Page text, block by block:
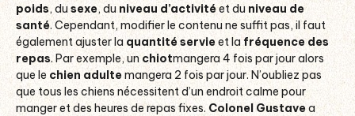
poids, dusexe, du niveau d’activitéet du niveau de
santé. Cependant, modifier le contenu ne suffit pas, il faut
également ajuster la quantité servieet lafréquence des
repas. Par exemple, un chiotmangera 4 fois par jour alors
que le chien adultemangera 2 fois par jour. N’oubliez pas
que tous les chiens nécessitent d’un endroit calme pour
manger et des heures de repas fixes. Colonel Gustavea